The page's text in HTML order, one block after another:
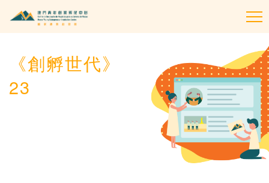
《創孵世代》
23